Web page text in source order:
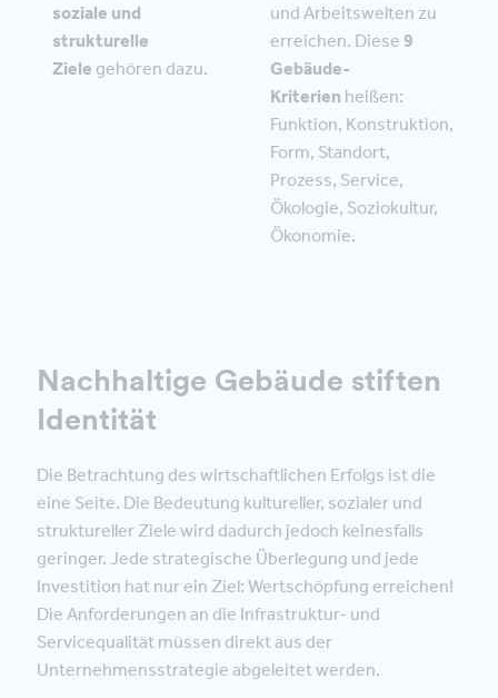
soziale und
strukturelle
Ziele gehören dazu.
und Arbeitswelten zu
erreichen. Diese 9
Gebäude-
Kriterien heißen:
Funktion, Konstruktion,
Form, Standort,
Prozess, Service,
Ökologie, Soziokultur,
Ökonomie.
Nachhaltige Gebäude stiften
Identität
Die Betrachtung des wirtschaftlichen Erfolgs ist die
eine Seite. Die Bedeutung kultureller, sozialer und
struktureller Ziele wird dadurch jedoch keinesfalls
geringer. Jede strategische Überlegung und jede
Investition hat nur ein Ziel: Wertschöpfung erreichen!
Die Anforderungen an die Infrastruktur- und
Servicequalität müssen direkt aus der
Unternehmensstrategie abgeleitet werden.